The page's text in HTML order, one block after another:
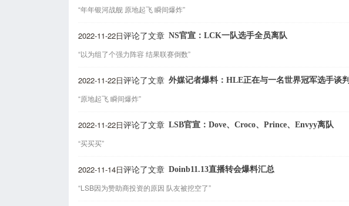
“年年银河战舰 原地起飞 瞬间爆炸”
2022-11-22日评论了文章 NS官宣：LCK一队选手全员离队
“以为组了个强力阵容 结果联赛倒数”
2022-11-22日评论了文章 外媒记者爆料：HLE正在与一名世界冠军选手谈判
“原地起飞 瞬间爆炸”
2022-11-22日评论了文章 LSB官宣：Dove、Croco、Prince、Envyy离队
“买买买”
2022-11-14日评论了文章 Doinb11.13直播转会爆料汇总
“LSB因为赞助商投资的原因 队友被挖空了”